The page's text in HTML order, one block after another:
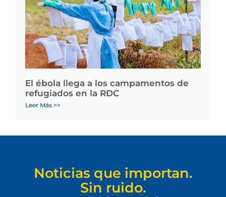
El ébola llega a los campamentos de
refugiados en la RDC
Leer Más >>
Noticias que importan.
Sin ruido.